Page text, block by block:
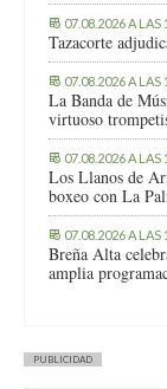
07.08.2026 A
Tazacorte
07.08.2026 A
La Banda de
virtuoso
07.08.2026 A
Los Llanos de
boxeo con La
07.08.2026 A
Breña Alta
amplia
PUBLICIDAD